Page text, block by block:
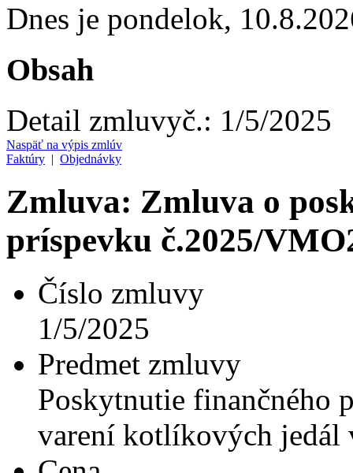
Dnes je pondelok,
Obsah
Detail zmluvyč.: 1/5/2025
Naspäť na výpis zmlúv
Faktúry | Objednávky
Zmluva: Zmluva o
príspevku č.2025/
Číslo zmluvy
1/5/2025
Predmet zmluvy
Poskytnutie finančného
varení kotlíkových jedál